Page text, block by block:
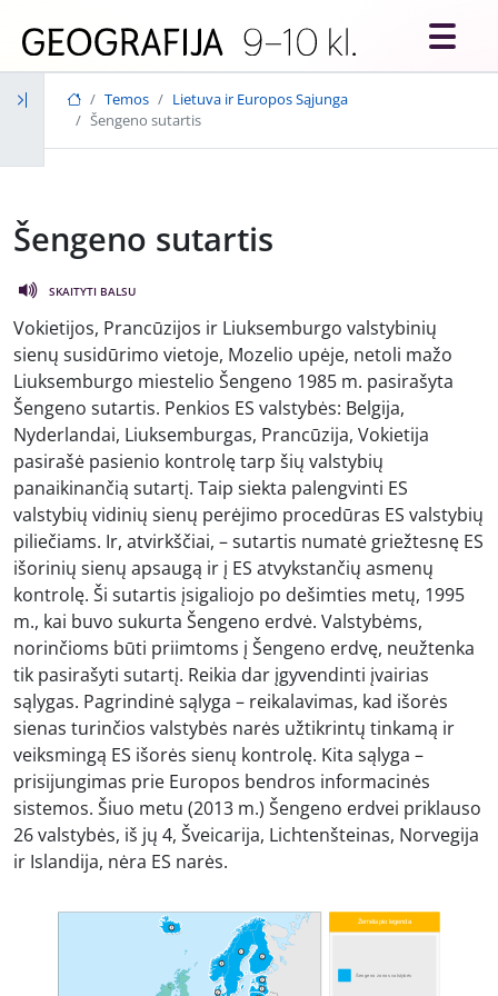
Temos
Lietuva ir Europos Sąjunga
Šengeno sutartis
Šengeno sutartis
SKAITYTI BALSU
Vokietijos, Prancūzijos ir Liuksemburgo valstybinių
sienų susidūrimo vietoje, Mozelio upėje, netoli mažo
Liuksemburgo miestelio Šengeno 1985 m. pasirašyta
Šengeno sutartis. Penkios ES valstybės: Belgija,
Nyderlandai, Liuksemburgas, Prancūzija, Vokietija
pasirašė pasienio kontrolę tarp šių valstybių
panaikinančią sutartį. Taip siekta palengvinti ES
valstybių vidinių sienų perėjimo procedūras ES valstybių
piliečiams. Ir, atvirkščiai, – sutartis numatė griežtesnę ES
išorinių sienų apsaugą ir į ES atvykstančių asmenų
kontrolę. Ši sutartis įsigaliojo po dešimties metų, 1995
m., kai buvo sukurta Šengeno erdvė. Valstybėms,
norinčioms būti priimtoms į Šengeno erdvę, neužtenka
tik pasirašyti sutartį. Reikia dar įgyvendinti įvairias
sąlygas. Pagrindinė sąlyga – reikalavimas, kad išorės
sienas turinčios valstybės narės užtikrintų tinkamą ir
veiksmingą ES išorės sienų kontrolę. Kita sąlyga –
prisijungimas prie Europos bendros informacinės
sistemos. Šiuo metu (2013 m.) Šengeno erdvei priklauso
26 valstybės, iš jų 4, Šveicarija, Lichtenšteinas, Norvegija
ir Islandija, nėra ES narės.